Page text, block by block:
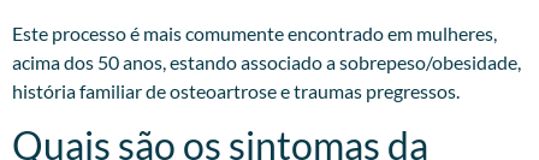
Este processo é mais comumente encontrado em mulheres,
acima dos 50 anos, estando associado a sobrepeso/obesidade,
história familiar de osteoartrose e traumas pregressos.​
Quais são os sintomas da